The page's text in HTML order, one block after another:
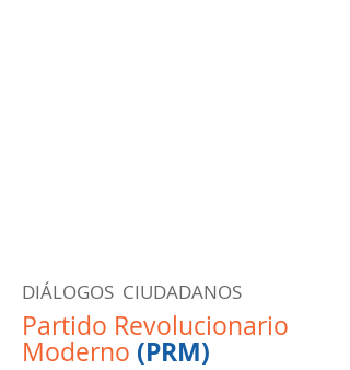
DIÁLOGOS CIUDADANOS
Partido Revolucionario
Moderno (PRM)